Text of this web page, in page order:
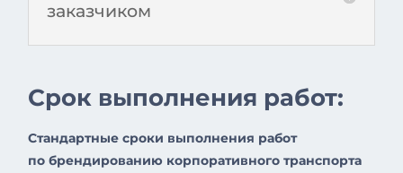
заказчиком
Срок выполнения работ:
Стандартные сроки выполнения работ
по брендированию корпоративного транспорта